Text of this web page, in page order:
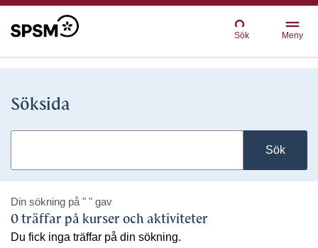
Sök Meny
Söksida
Sök
Din sökning på " " gav
0 träffar på kurser och aktiviteter
Du fick inga träffar på din sökning.